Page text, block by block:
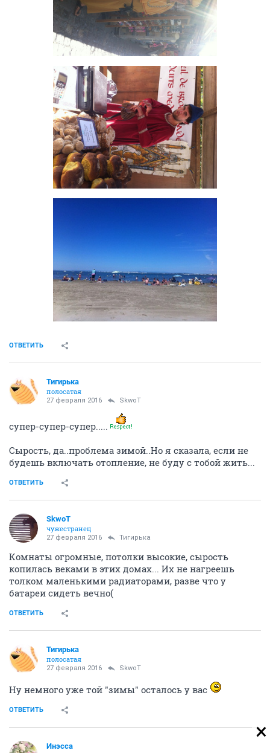
ОТВЕТИТЬ
Тигирька
полосатая
27 февраля 2016 SkwоT
супер-супер-супер.....
Сырость, да..проблема зимой..Но я сказала, если не
будешь включать отопление, не буду с тобой жить...
ОТВЕТИТЬ
SkwоT
чужестранец
27 февраля 2016 Тигирька
Комнаты огромные, потолки высокие, сырость
копилась веками в этих домах... Их не нагреешь
толком маленькими радиаторами, разве что у
батареи сидеть вечно(
ОТВЕТИТЬ
Тигирька
полосатая
27 февраля 2016 SkwоT
Ну немного уже той "зимы" осталось у вас
ОТВЕТИТЬ
Инэсса